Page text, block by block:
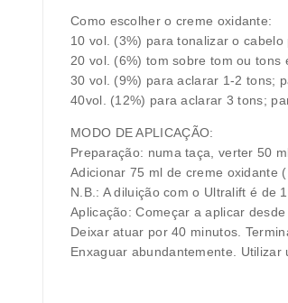
Como escolher o creme oxidante:
10 vol. (3%) para tonalizar o cabelo
20 vol. (6%) tom sobre tom ou
30 vol. (9%) para aclarar 1-2 tons;
40vol. (12%) para aclarar 3 tons;
MODO DE APLICAÇÃO:
Preparação: numa taça, verter 50
Adicionar 75 ml de creme oxidante
N.B.: A diluição com o Ultralift é de
Aplicação: Começar a aplicar desde
Deixar atuar por 40 minutos.
Enxaguar abundantemente. Utilizar